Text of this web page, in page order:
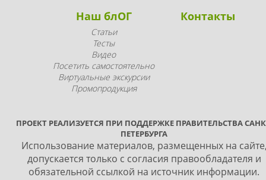
Наш блОГ
Статьи
Тесты
Видео
Посетить самостоятельно
Виртуальные экскурсии
Промопродукция
Контакты
ПРОЕКТ РЕАЛИЗУЕТСЯ ПРИ ПОДДЕРЖКЕ ПРАВИТЕЛЬСТВА
ПЕТЕРБУРГА
Использование материалов, размещенных на
допускается только с согласия правообладателя и
обязательной ссылкой на источник информации.